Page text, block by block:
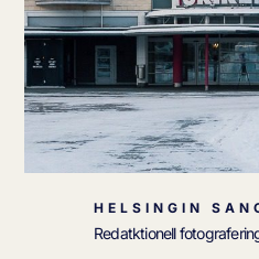
HELSINGIN
Redatktionell